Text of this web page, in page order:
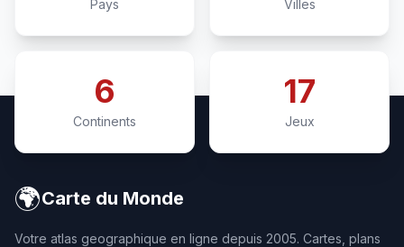
Pays Villes
6
Continents
17
Jeux
🌍Carte du Monde
Votre atlas geographique en ligne depuis 2005. Cartes, plans